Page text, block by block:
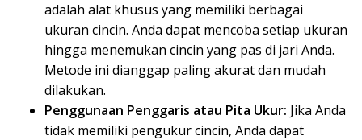
adalah alat khusus yang memiliki berbagai
ukuran cincin. Anda dapat mencoba setiap ukuran
hingga menemukan cincin yang pas di jari Anda.
Metode ini dianggap paling akurat dan mudah
dilakukan.
Penggunaan Penggaris atau Pita Ukur: Jika Anda
tidak memiliki pengukur cincin, Anda dapat